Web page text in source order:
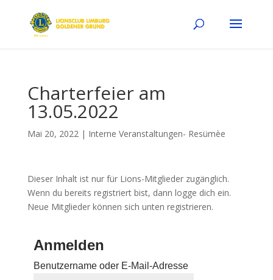
Charterfeier am
13.05.2022
Mai 20, 2022| Interne Veranstaltungen- Resümèe
Dieser Inhalt ist nur für Lions-Mitglieder zugänglich.
Wenn du bereits registriert bist, dann logge dich ein.
Neue Mitglieder können sich unten registrieren.
Anmelden
Benutzername oder E-Mail-Adresse